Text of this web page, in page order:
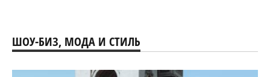
ШОУ-БИЗ, МОДА И СТИЛЬ